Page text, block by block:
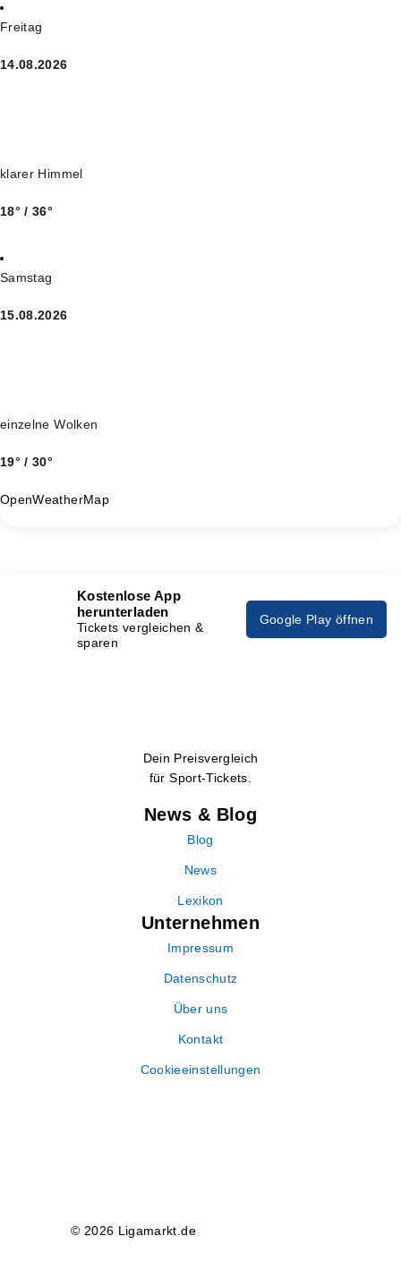
Freitag
14.08.2026
klarer Himmel
18° / 36°
Samstag
15.08.2026
einzelne Wolken
19° / 30°
OpenWeatherMap
Kostenlose App
herunterladen
Tickets vergleichen &
sparen
Google Play öffnen
Dein Preisvergleich
für Sport-Tickets.
News & Blog
Blog
News
Lexikon
Unternehmen
Impressum
Datenschutz
Über uns
Kontakt
Cookieeinstellungen
© 2026 Ligamarkt.de